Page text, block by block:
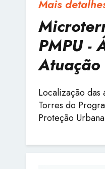
Mais
PMPU -
Atuação
Localização das
Torres do
Proteção